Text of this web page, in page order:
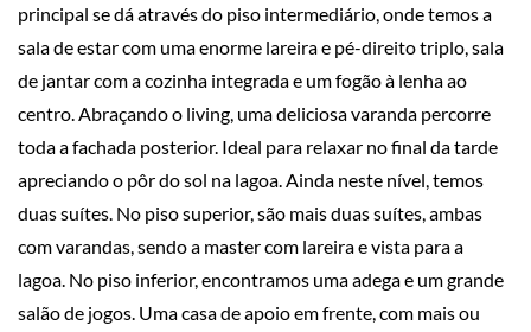
principal se dá através do piso intermediário, onde temos a
sala de estar com uma enorme lareira e pé-direito triplo, sala
de jantar com a cozinha integrada e um fogão à lenha ao
centro. Abraçando o living, uma deliciosa varanda percorre
toda a fachada posterior. Ideal para relaxar no final da tarde
apreciando o pôr do sol na lagoa. Ainda neste nível, temos
duas suítes. No piso superior, são mais duas suítes, ambas
com varandas, sendo a master com lareira e vista para a
lagoa. No piso inferior, encontramos uma adega e um grande
salão de jogos. Uma casa de apoio em frente, com mais ou